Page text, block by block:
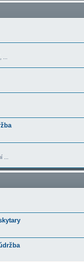
...